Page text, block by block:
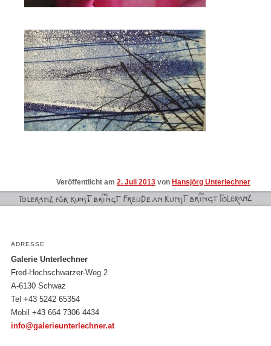
Veröffentlicht am 2. Juli 2013 von Hansjörg Unterlechner
ADRESSE
Galerie Unterlechner
Fred-Hochschwarzer-Weg 2
A-6130 Schwaz
Tel +43 5242 65354
Mobil +43 664 7306 4434
info@galerieunterlechner.at